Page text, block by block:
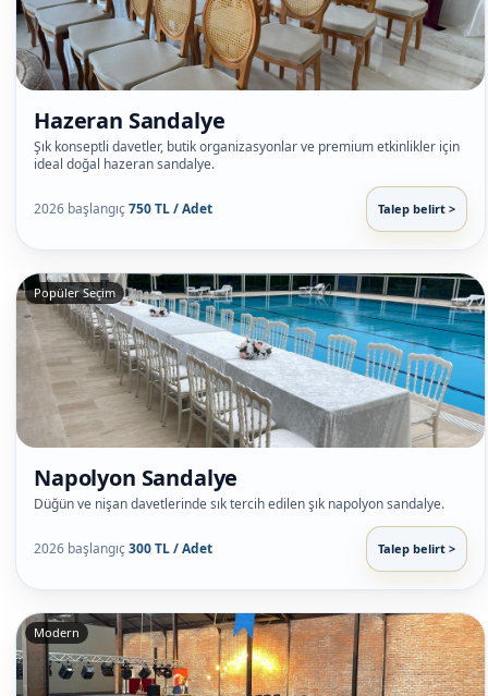
Hazeran Sandalye
Şık konseptli davetler, butik organizasyonlar ve premium etkinlikler için
ideal doğal hazeran sandalye.
2026 başlangıç750 TL / Adet Talep belirt >
Popüler Seçim
Napolyon Sandalye
Düğün ve nişan davetlerinde sık tercih edilen şık napolyon sandalye.
2026 başlangıç300 TL / Adet Talep belirt >
Modern